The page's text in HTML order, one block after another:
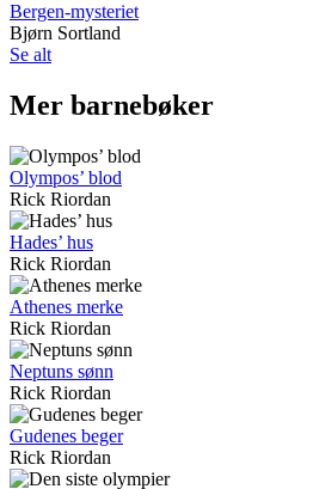
Bergen-mysteriet
Bjørn Sortland
Se alt
Mer barnebøker
Olympos’ blod
Rick Riordan
Hades’ hus
Rick Riordan
Athenes merke
Rick Riordan
Neptuns sønn
Rick Riordan
Gudenes beger
Rick Riordan